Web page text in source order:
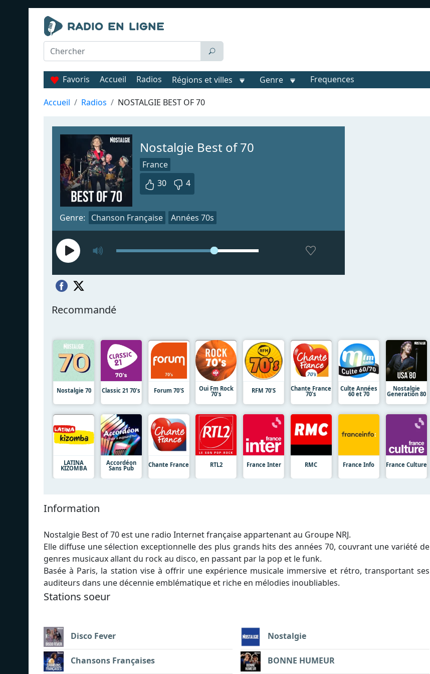
Favoris Accueil Radios Régions et villes Genre Frequences
Accueil Radios NOSTALGIE BEST OF 70
Nostalgie Best of 70
France
30
4
Genre: Chanson Française Années 70s
Recommandé
Nostalgie 70 Classic 21 70's Forum 70'S Oui Fm Rock
70's RFM 70'S Chante France
70's
Culte Années
60 et 70
Nostalgie
Generation 80
LATINA
KIZOMBA
Accordéon
Sans Pub Chante France RTL2 France Inter RMC France Info France Culture
Information
Nostalgie Best of 70 est une radio Internet française appartenant au Groupe NRJ.
Elle diffuse une sélection exceptionnelle des plus grands hits des années 70, couvrant une variété de
genres musicaux allant du rock au disco, en passant par la pop et le funk.
Basée à Paris, la station vise à offrir une expérience musicale immersive et rétro, transportant ses
auditeurs dans une décennie emblématique et riche en mélodies inoubliables.
Stations soeur
Disco Fever
Chansons Françaises
Nostalgie
BONNE HUMEUR